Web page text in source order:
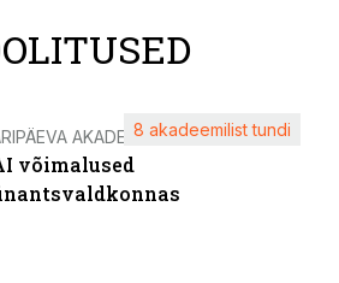
AKADEEMIA
võimalused
8 akadeemilist tundi